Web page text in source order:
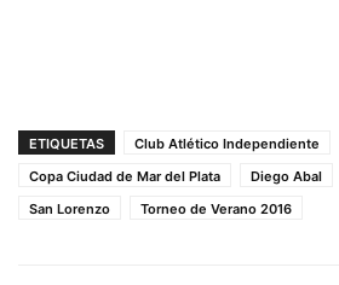
ETIQUETAS
Club Atlético Independiente
Copa Ciudad de Mar del Plata
Diego Abal
San Lorenzo
Torneo de Verano 2016